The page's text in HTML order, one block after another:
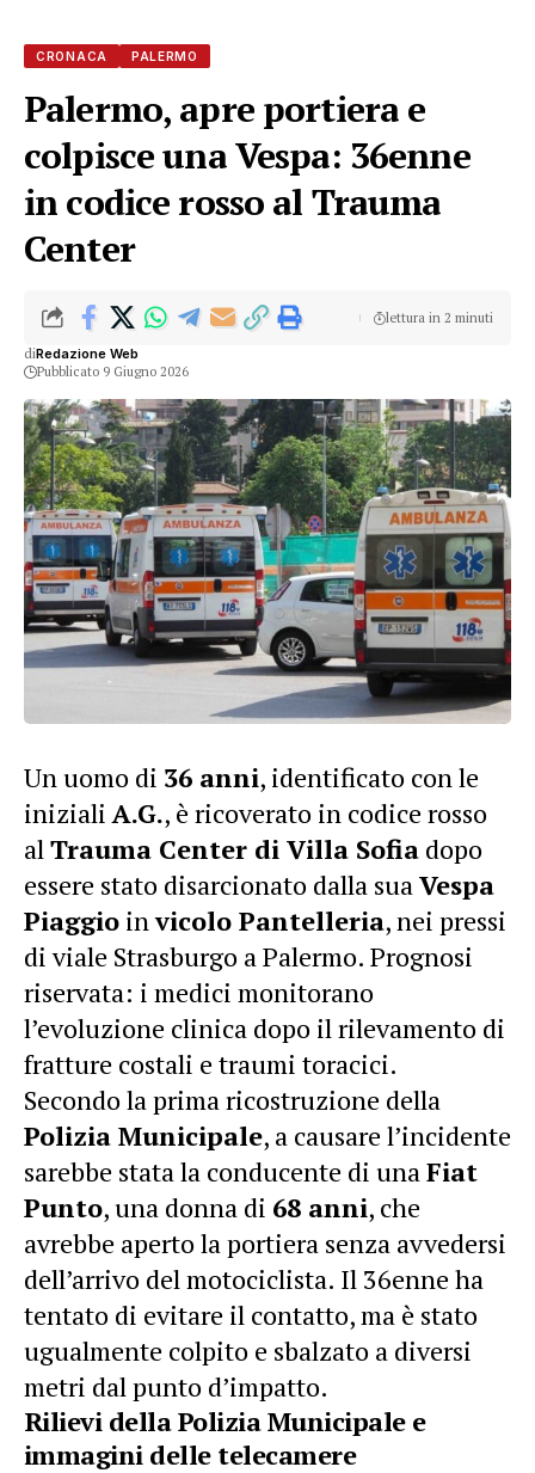
CRONACA PALERMO
Palermo, apre portiera e
colpisce una Vespa: 36enne
in codice rosso al Trauma
Center
diRedazione Web
Pubblicato 9 Giugno 2026
lettura in 2 minuti
Un uomo di 36 anni, identificato con le
inizialiA.G., è ricoverato in codice rosso
alTrauma Center di Villa Sofia dopo
essere stato disarcionato dalla suaVespa
Piaggio invicolo Pantelleria, nei pressi
di viale Strasburgo a Palermo. Prognosi
riservata: i medici monitorano
l’evoluzione clinica dopo il rilevamento di
fratture costali e traumi toracici.
Secondo la prima ricostruzione della
Polizia Municipale, a causare l’incidente
sarebbe stata la conducente di unaFiat
Punto, una donna di 68 anni, che
avrebbe aperto la portiera senza avvedersi
dell’arrivo del motociclista. Il 36enne ha
tentato di evitare il contatto, ma è stato
ugualmente colpito e sbalzato a diversi
metri dal punto d’impatto.
Rilievi della Polizia Municipale e
immagini delle telecamere